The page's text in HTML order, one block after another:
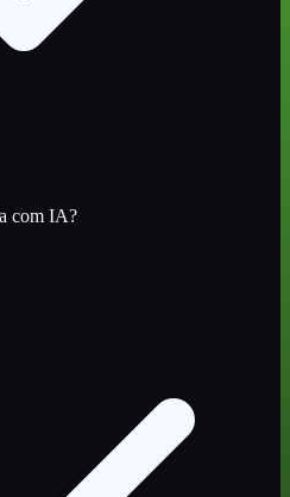
com IA?